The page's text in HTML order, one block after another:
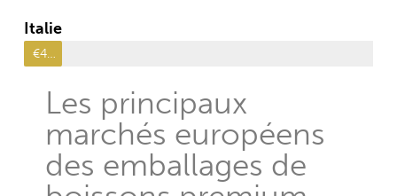
Italie
€46m
Les principaux
marchés européens
des emballages de